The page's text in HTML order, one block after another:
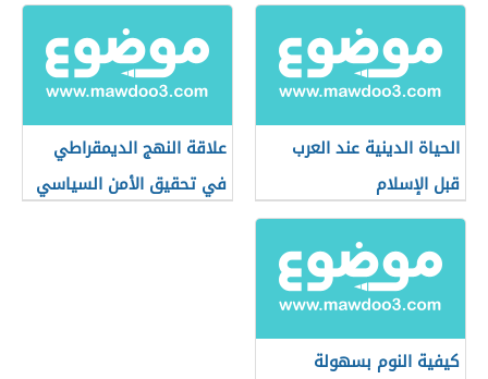
الحياة الدينية عند العرب
قبل الإسلام
علاقة النهج الديمقراطي
في تحقيق الأمن السياسي
كيفية النوم بسهولة